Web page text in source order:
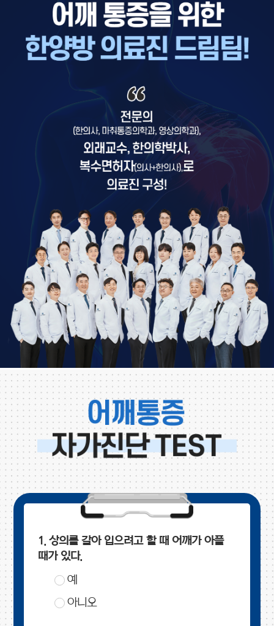
1. 상의를 갈아 입으려고 할 때 어깨가 아플
때가 있다.
예
아니오